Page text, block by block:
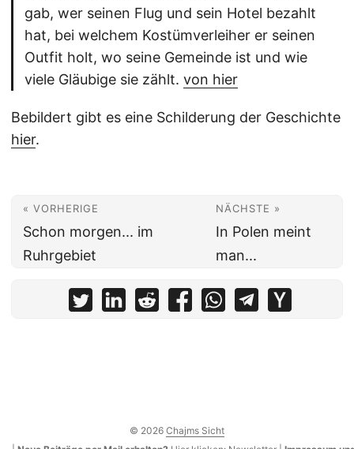
gab, wer seinen Flug und sein Hotel bezahlt
hat, bei welchem Kostümverleiher er seinen
Outfit holt, wo seine Gemeinde ist und wie
viele Gläubige sie zählt. von hier
Bebildert gibt es eine Schilderung der Geschichte
hier.
« VORHERIGE
Schon morgen... im
Ruhrgebiet
NÄCHSTE »
In Polen meint
man...
© 2026 Chajms Sicht